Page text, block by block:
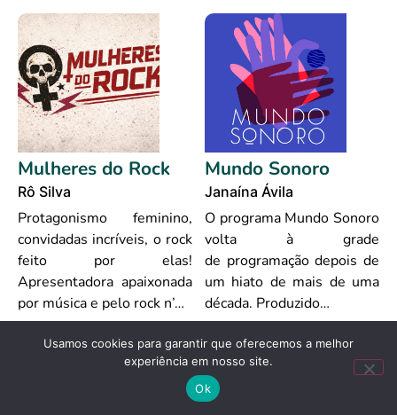
Mulheres do Rock
Rô Silva
Protagonismo feminino,
convidadas incríveis, o rock
feito por elas!
Apresentadora apaixonada
por música e pelo rock n’…
Mundo Sonoro
Janaína Ávila
O programa Mundo Sonoro
volta à grade
de programação depois de
um hiato de mais de uma
década. Produzido…
Usamos cookies para garantir que oferecemos a melhor
experiência em nosso site.
Ok